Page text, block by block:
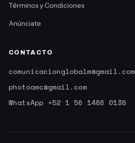
Términos y Condiciones
Anúnciate
CONTACTO
comunicacionglobalm@gmail.com
photoamc@gmail.com
WhatsApp +52 1 56 1486 0138